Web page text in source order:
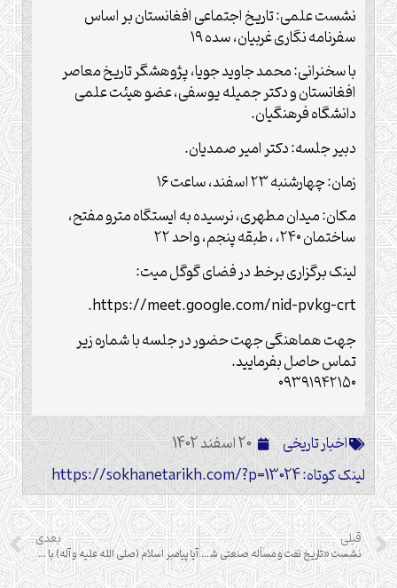
نشست علمی: تاریخ اجتماعی افغانستان بر اساس
سفرنامه نگاری غربیان، سده ۱۹
با سخنرانی: محمد جاوید جویا، پژوهشگر تاریخ معاصر
افغانستان و دکتر جمیله یوسفی، عضو هیئت علمی
دانشگاه فرهنگیان.
دبیر جلسه: دکتر امیر صمدیان.
زمان: چهارشنبه ۲۳ اسفند، ساعت ۱۶
مکان: میدان مطهری، نرسیده به ایستگاه مترو مفتح،
ساختمان ۲۴۰، ، طبقه پنجم، واحد ۲۲
لینک برگزاری برخط در فضای گوگل میت:
https://meet.google.com/nid-pvkg-crt.
جهت هماهنگی جهت حضور در جلسه با شماره زیر
تماس حاصل بفرمایید.
۰۹۳۹۱۹۴۲۱۵۰
اخبار تاریخی
20 اسفند 1402
لینک کوتاه: https://sokhanetarikh.com/?p=13024
قبلی
نشست «تاریخ نفت و مسأله صنعتی شدن کرمانشاه(به مناسبت روز ملی شدن صنعت نفت ایران)»
بعدی
آیا پیامبر اسلام (صلی الله علیه و آله) با فتح ایران توسط اعراب موافق بودند؟